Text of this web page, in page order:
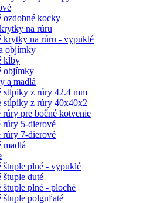
ozdobné kocky
na rúru
krytky na rúru - vypuklé
objímky
kĺby
objímky
a madlá
stĺpiky z rúry 42.4 mm
stĺpiky z rúry 40x40x2
rúry pre bočné kotvenie
rúry 5-dierové
rúry 7-dierové
madlá
štuple plné - vypuklé
štuple duté
štuple plné - ploché
štuple polguľaté